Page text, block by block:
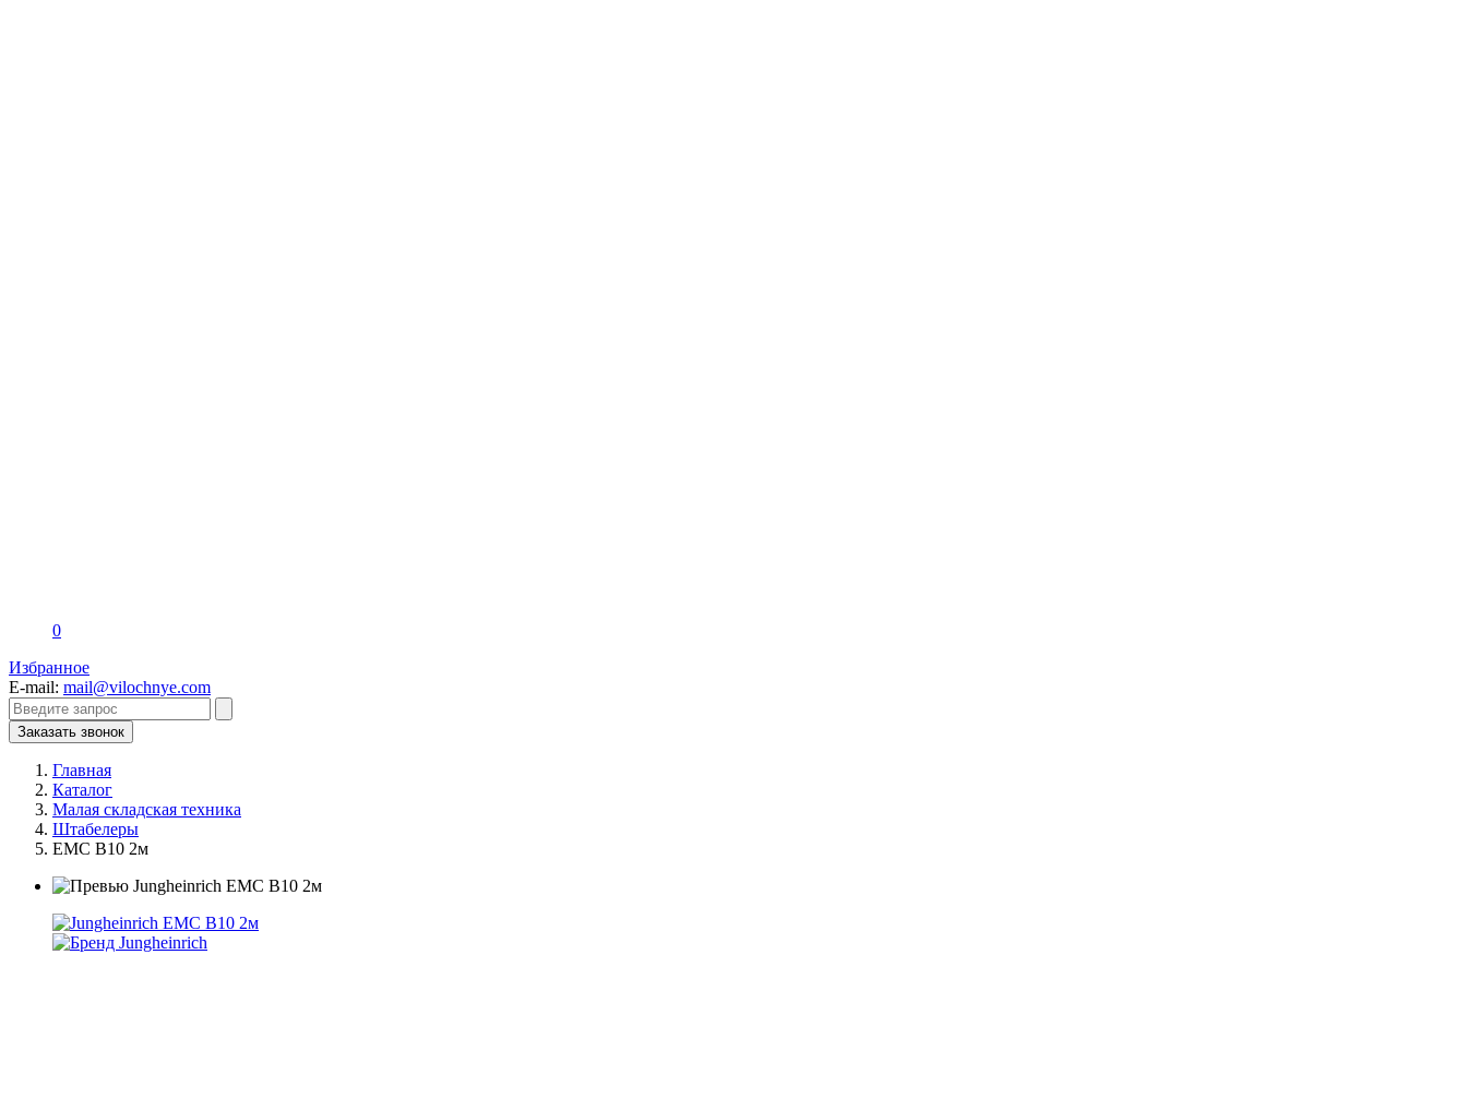
0
Избранное
E-mail: mail@vilochnye.com
Заказать звонок
Главная
Каталог
Малая складская техника
Штабелеры
EMC B10 2м